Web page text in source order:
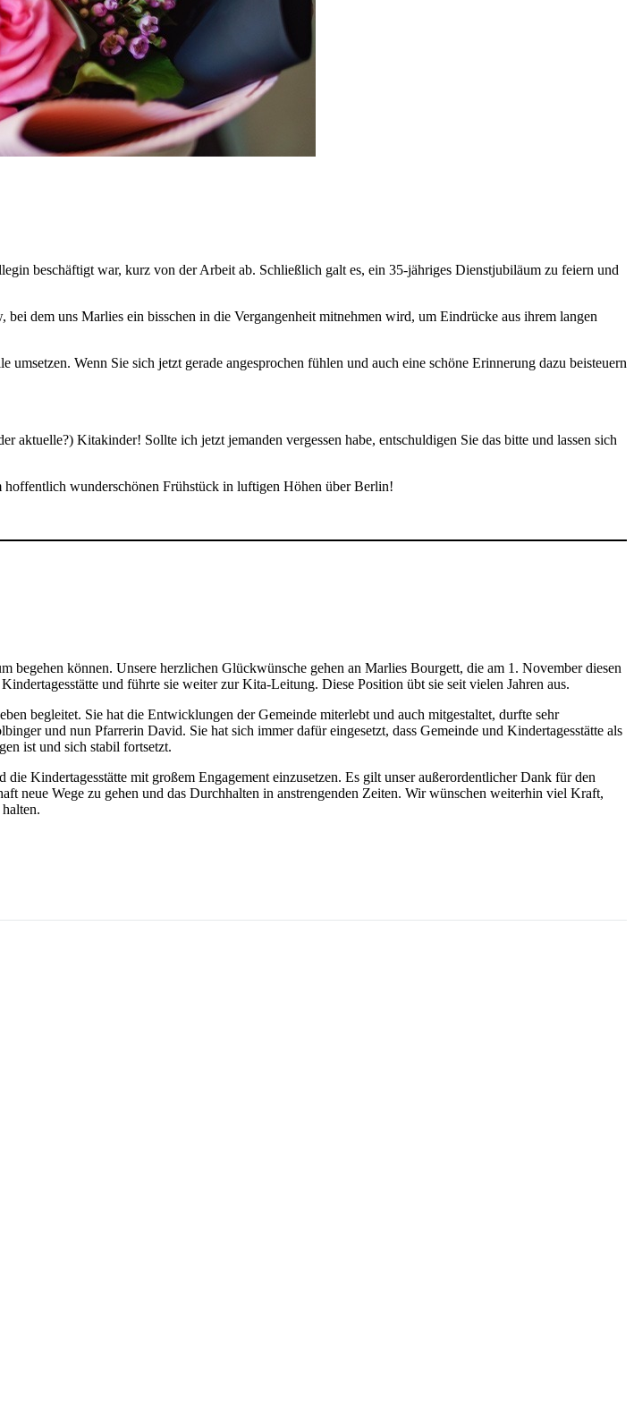
beschäftigt war, kurz von der Arbeit ab. Schließlich galt es, ein 35-jähriges Dienstjubiläum zu feiern und
dem uns Marlies ein bisschen in die Vergangenheit mitnehmen wird, um Eindrücke aus ihrem langen
Wenn Sie sich jetzt gerade angesprochen fühlen und auch eine schöne Erinnerung dazu beisteuern
Kitakinder! Sollte ich jetzt jemanden vergessen habe, entschuldigen Sie das bitte und lassen sich
wunderschönen Frühstück in luftigen Höhen über Berlin!
können. Unsere herzlichen Glückwünsche gehen an Marlies Bourgett, die am 1. November diesen
und führte sie weiter zur Kita-Leitung. Diese Position übt sie seit vielen Jahren aus.
begleitet. Sie hat die Entwicklungen der Gemeinde miterlebt und auch mitgestaltet, durfte sehr
und nun Pfarrerin David. Sie hat sich immer dafür eingesetzt, dass Gemeinde und Kindertagesstätte als
ist und sich stabil fortsetzt.
Kindertagesstätte mit großem Engagement einzusetzen. Es gilt unser außerordentlicher Dank für den
neue Wege zu gehen und das Durchhalten in anstrengenden Zeiten. Wir wünschen weiterhin viel Kraft,